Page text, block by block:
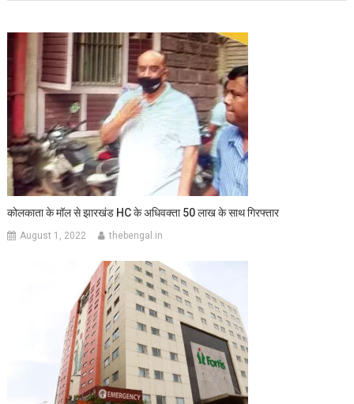
कोलकाता के मॉल से झारखंड HC के अधिवक्ता 50 लाख के साथ गिरफ्तार
August 1, 2022 thebengal.in